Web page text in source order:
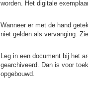
worden. Het digitale
Wanneer er met de hand
niet gelden als vervanging.
Leg in een document bij het
gearchiveerd. Dan is voor
opgebouwd.